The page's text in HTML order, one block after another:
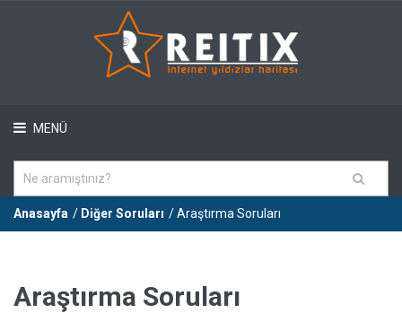
MENÜ
Anasayfa / Diğer Soruları / Araştırma Soruları
Araştırma Soruları